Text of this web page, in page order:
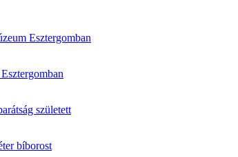
Esztergomban
született
bíborost